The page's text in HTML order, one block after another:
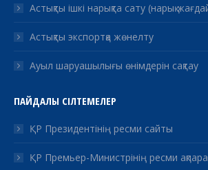
Астықты ішкі нарықта сату (нарық
Астықты экспортқа жөнелту
Ауыл шаруашылығы өнімдерін сақтау
ПАЙДАЛЫ СІЛТЕМЕЛЕР
ҚР Президентінің ресми сайты
ҚР Премьер-Министрінің ресми